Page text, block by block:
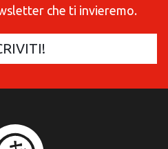
che ti invieremo.